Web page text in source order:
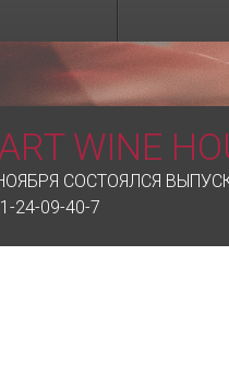
WINE
СОСТОЯЛСЯ
24-09-40-7